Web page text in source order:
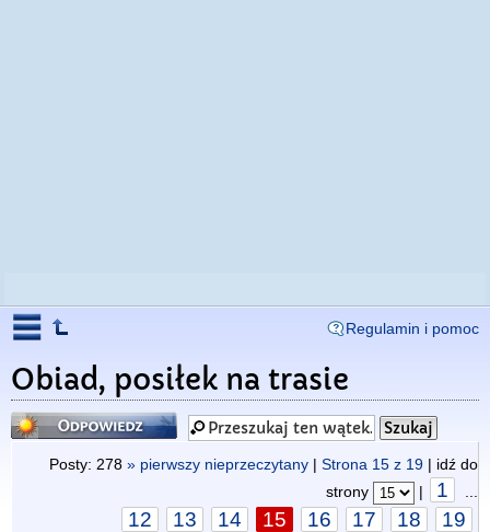
Regulamin i pomoc
Obiad, posiłek na trasie
Odpowiedz
Posty: 278 » pierwszy nieprzeczytany | Strona 15 z 19 | idź do
strony
| 1
12 13 14 15 16 17 18 19